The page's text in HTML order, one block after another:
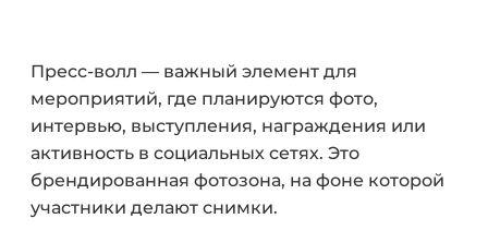
Пресс-волл — важный элемент для
мероприятий, где планируются фото,
интервью, выступления, награждения или
активность в социальных сетях. Это
брендированная фотозона, на фоне которой
участники делают снимки.